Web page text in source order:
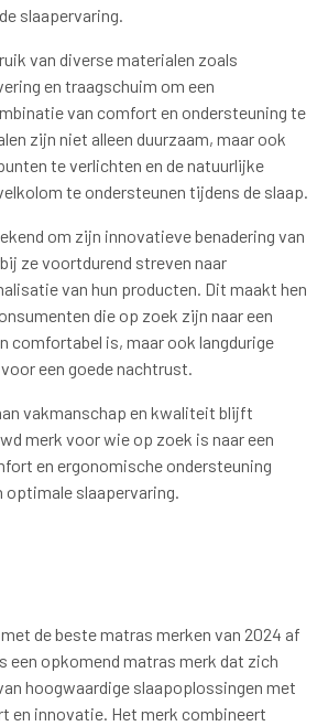
slaapervaring.
van diverse materialen zoals
en traagschuim om een
van comfort en ondersteuning te
zijn niet alleen duurzaam, maar ook
te verlichten en de natuurlijke
te ondersteunen tijdens de slaap.
om zijn innovatieve benadering van
ze voortdurend streven naar
van hun producten. Dit maakt hen
die op zoek zijn naar een
comfortabel is, maar ook langdurige
een goede nachtrust.
vakmanschap en kwaliteit blijft
merk voor wie op zoek is naar een
en ergonomische ondersteuning
slaapervaring.
de beste matras merken van 2024 af
een opkomend matras merk dat zich
hoogwaardige slaapoplossingen met
en innovatie. Het merk combineert